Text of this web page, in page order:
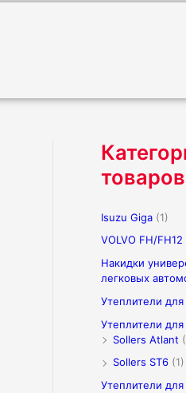
товаров
Isuzu Giga (1)
VOLVO FH/FH12
Накидки
легковых
Утеплители
Утеплители
Sollers Atlant
Sollers ST6 (1)
Утеплители для